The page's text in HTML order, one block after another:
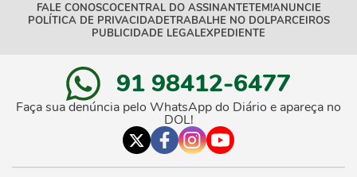
FALE CONOSCOCENTRAL DO ASSINANTETEM!ANUNCIE
POLÍTICA DE PRIVACIDADETRABALHE NO DOLPARCEIROS
PUBLICIDADE LEGALEXPEDIENTE
91 98412-6477
Faça sua denúncia pelo WhatsApp do Diário e apareça no
DOL!